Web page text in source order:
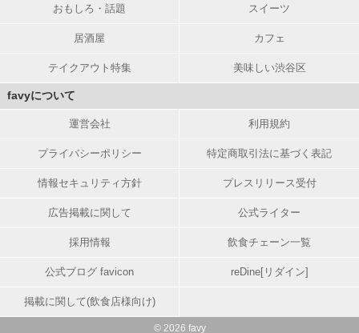
おもしろ・話題 スイーツ
居酒屋 カフェ
テイクアウト特集 美味しい渋谷区
favyについて
運営会社 利用規約
プライバシーポリシー 特定商取引法に基づく表記
情報セキュリティ方針 プレスリリース受付
広告掲載に関して 公式ライター
採用情報 飲食チェーン一覧
公式ブログ favicon reDine[リダイン]
掲載に関して(飲食店様向け)
© 2026 favy